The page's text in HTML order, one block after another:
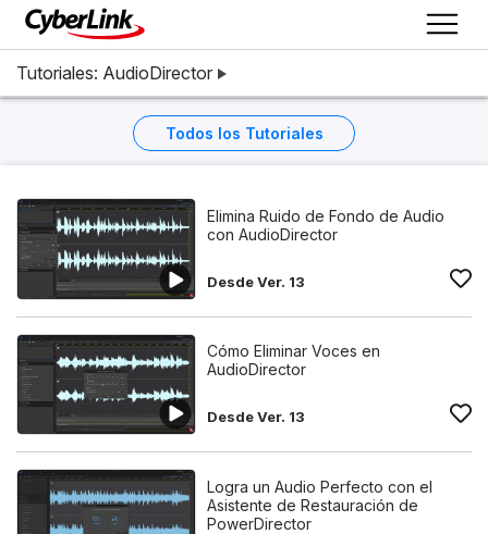
Tutoriales: AudioDirector
Todos los Tutoriales
Elimina Ruido de Fondo de Audio
con AudioDirector
Desde Ver. 13
Cómo Eliminar Voces en
AudioDirector
Desde Ver. 13
Logra un Audio Perfecto con el
Asistente de Restauración de
PowerDirector